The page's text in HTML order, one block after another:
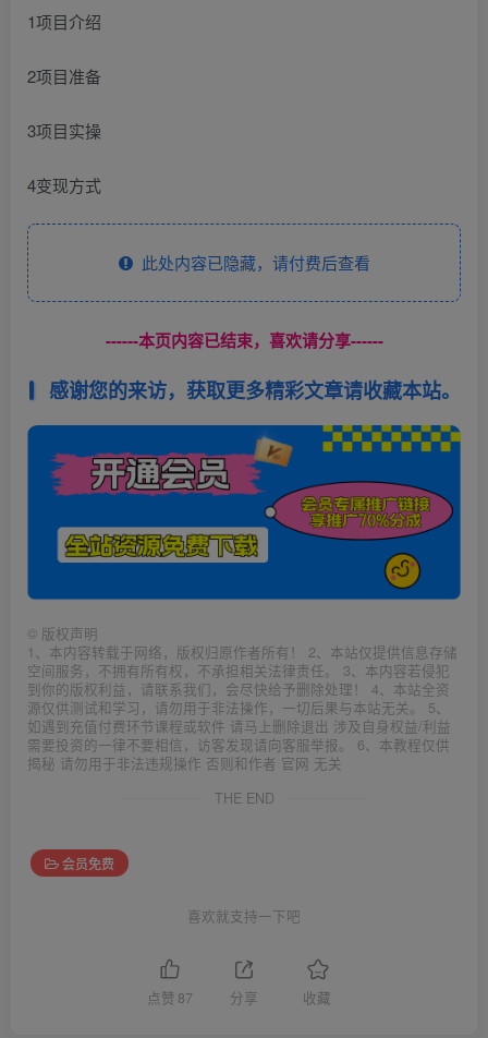
1项目介绍
2项目准备
3项目实操
4变现方式
此处内容已隐藏，请付费后查看
------本页内容已结束，喜欢请分享------
感谢您的来访，获取更多精彩文章请收藏本站。
© 版权声明
1、本内容转载于网络，版权归原作者所有！ 2、本站仅提供信息存储
空间服务，不拥有所有权，不承担相关法律责任。 3、本内容若侵犯
到你的版权利益，请联系我们，会尽快给予删除处理！ 4、本站全资
源仅供测试和学习，请勿用于非法操作，一切后果与本站无关。 5、
如遇到充值付费环节课程或软件 请马上删除退出 涉及自身权益/利益
需要投资的一律不要相信，访客发现请向客服举报。 6、本教程仅供
揭秘 请勿用于非法违规操作 否则和作者 官网 无关
THE END
会员免费
喜欢就支持一下吧
点赞 87 分享 收藏